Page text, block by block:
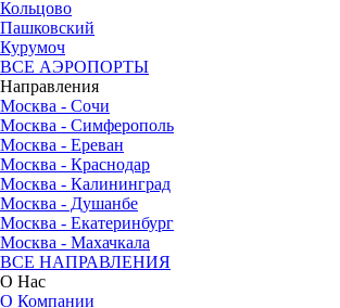
Кольцово
Пашковский
Курумоч
ВСЕ АЭРОПОРТЫ
Направления
Москва - Сочи
Москва - Симферополь
Москва - Ереван
Москва - Краснодар
Москва - Калининград
Москва - Душанбе
Москва - Екатеринбург
Москва - Махачкала
ВСЕ НАПРАВЛЕНИЯ
О Нас
О Компании